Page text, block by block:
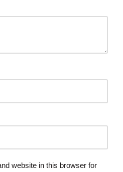
website in this browser for